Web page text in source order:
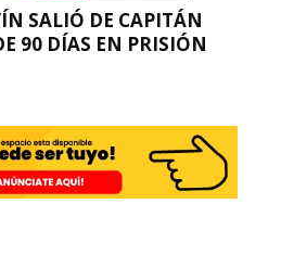
SALIÓ DE CAPITÁN
90 DÍAS EN PRISIÓN